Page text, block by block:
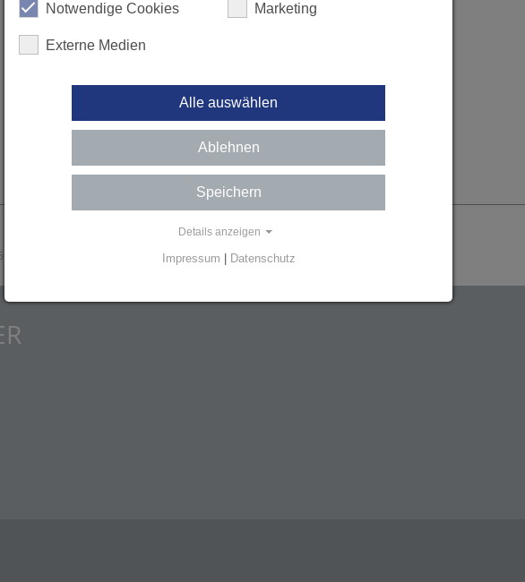
Notwendige Cookies Marketing
Externe Medien
Alle auswählen
Ablehnen
Speichern
Details anzeigen
Impressum Datenschutz